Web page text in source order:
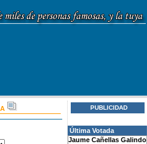
PUBLICIDAD
Última Votada
Jaume Cañellas Galindo